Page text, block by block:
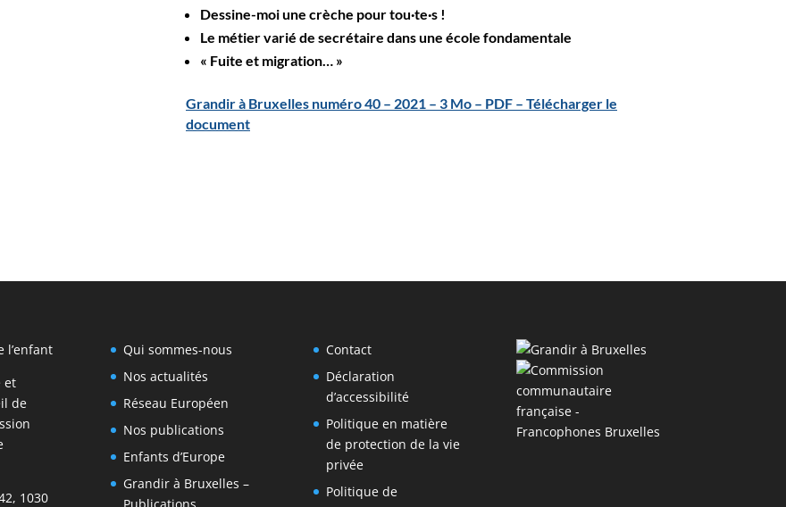
Dessine-moi une crèche pour tou·te·s !
Le métier varié de secrétaire dans une école fondamentale
« Fuite et migration… »
Grandir à Bruxelles numéro 40 – 2021 – 3 Mo – PDF – Télécharger le
document
l’enfant
et
de
1030
Qui sommes-nous
Nos actualités
Réseau Européen
Nos publications
Enfants d’Europe
Grandir à Bruxelles –
Contact
Déclaration
d’accessibilité
Politique en matière
de protection de la vie
privée
Politique de